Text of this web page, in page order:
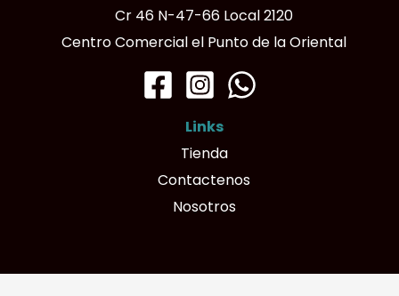
Cr 46 N-47-66 Local 2120
Centro Comercial el Punto de la Oriental
Links
Tienda
Contactenos
Nosotros